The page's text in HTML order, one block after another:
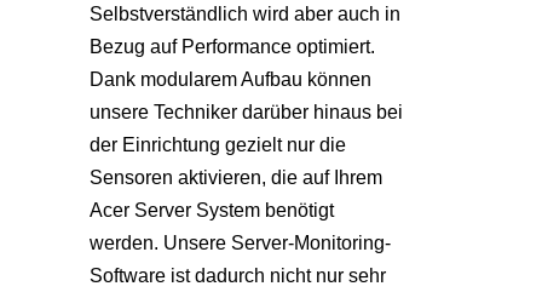
Selbstverständlich wird aber auch in
Bezug auf Performance optimiert.
Dank modularem Aufbau können
unsere Techniker darüber hinaus bei
der Einrichtung gezielt nur die
Sensoren aktivieren, die auf Ihrem
Acer Server System benötigt
werden. Unsere Server-Monitoring-
Software ist dadurch nicht nur sehr